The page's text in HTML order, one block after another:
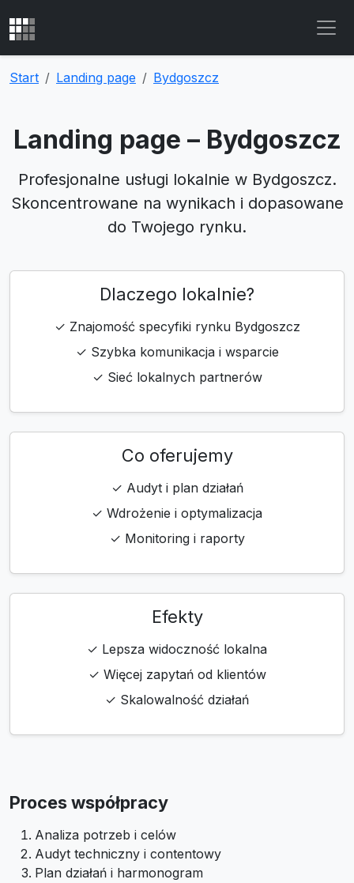
Start Landing page Bydgoszcz
Landing page – Bydgoszcz
Profesjonalne usługi lokalnie w Bydgoszcz.
Skoncentrowane na wynikach i dopasowane
do Twojego rynku.
Dlaczego lokalnie?
✓ Znajomość specyfiki rynku Bydgoszcz
✓ Szybka komunikacja i wsparcie
✓ Sieć lokalnych partnerów
Co oferujemy
✓ Audyt i plan działań
✓ Wdrożenie i optymalizacja
✓ Monitoring i raporty
Efekty
✓ Lepsza widoczność lokalna
✓ Więcej zapytań od klientów
✓ Skalowalność działań
Proces współpracy
Analiza potrzeb i celów
Audyt techniczny i contentowy
Plan działań i harmonogram